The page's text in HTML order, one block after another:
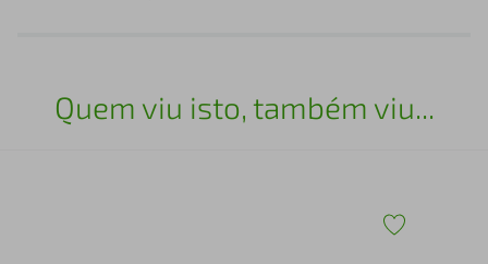
Quem viu isto, também viu...